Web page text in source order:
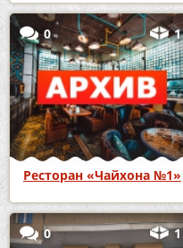
0 1
Ресторан «Чайхона №1»
0 1